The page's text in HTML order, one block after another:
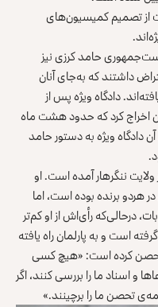
14 معترض دیگر از 11 ولایت از تصمیم کمیسیون‌های
حامد کرزی نیز
بود. حدود 60 نامزد اعتراض داشتند که به‌جای آنان
دادگاه ویژه پس از
نمایندگان اخراج کرد که حدود هشت ماه
دادگاه ویژه به دستور حامد
ننگرهار آمده است. او
هردو برنده بوده است، اما
در‌حالی‌که رأی‌اش از او کم‌تر
است و به پارلمان راه یافته
کرده است: «هیچ کسی
و اسناد ما را بررسی کنند، اگر
تحصن ما را برچینند.»